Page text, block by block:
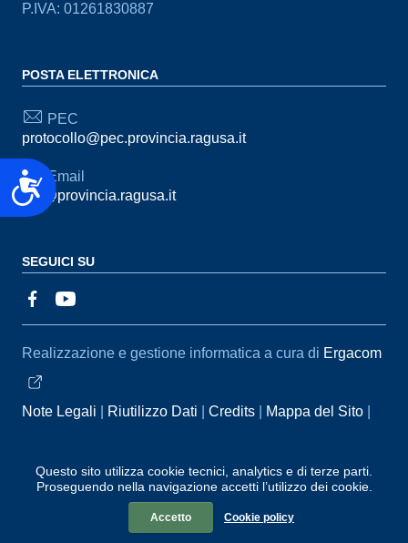
Accessibilità
Questo sito utilizza cookie tecnici, analytics e di terze parti.
Proseguendo nella navigazione accetti l’utilizzo dei cookie.
Accetto Cookie policy
P.IVA: 01261830887
POSTA ELETTRONICA
PEC
protocollo@pec.provincia.ragusa.it
Email
urp@provincia.ragusa.it
SEGUICI SU
Sezione Link Utili
Realizzazione e gestione informatica a cura di Ergacom
Note Legali Riutilizzo Dati Credits
Mappa del Sito
Segnalazioni
Statistiche accessi
Dichiarazione di
Accessibilità